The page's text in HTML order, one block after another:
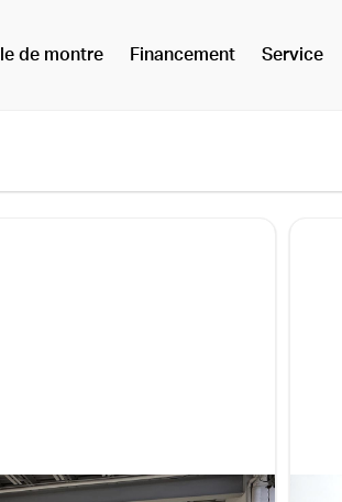
de montre Financement Service